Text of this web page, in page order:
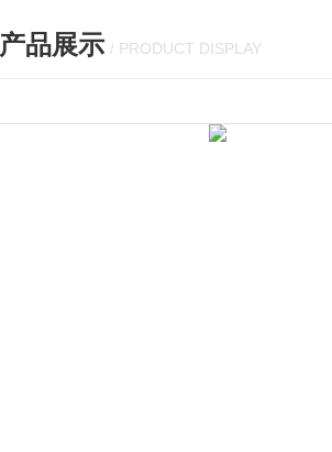
产品展示 / PRODUCT DISPLAY